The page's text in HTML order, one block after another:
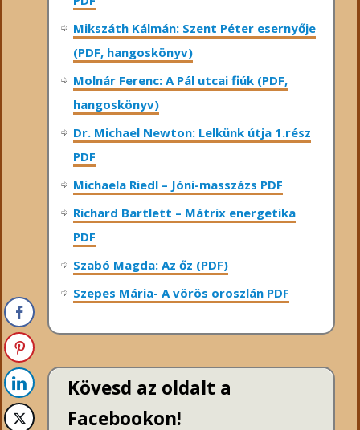
Mikszáth Kálmán: Szent Péter esernyője
(PDF, hangoskönyv)
Molnár Ferenc: A Pál utcai fiúk (PDF,
hangoskönyv)
Dr. Michael Newton: Lelkünk útja 1.rész
PDF
Michaela Riedl – Jóni-masszázs PDF
Richard Bartlett – Mátrix energetika
PDF
Szabó Magda: Az őz (PDF)
Szepes Mária- A vörös oroszlán PDF
Kövesd az oldalt a
Facebookon!